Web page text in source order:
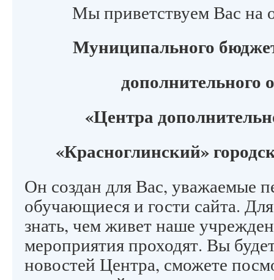
Мы приветствуем Вас на
Муниципального
дополнительного
«Центра
«Красноглинский»
Он создан для Вас, уважаемые
обучающиеся и гости сайта.
знать, чем живет наше
мероприятия проходят. Вы
новостей Центра, сможете